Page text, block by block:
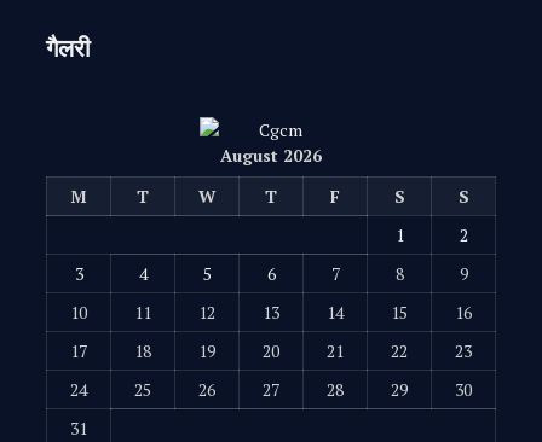
गैलरी
August 2026
M
T W T F S
S
1
2
3
4 5 6 7 8
9
10
11 12 13 14 15
16
17
18 19 20 21 22
23
24
25 26 27 28 29
30
31